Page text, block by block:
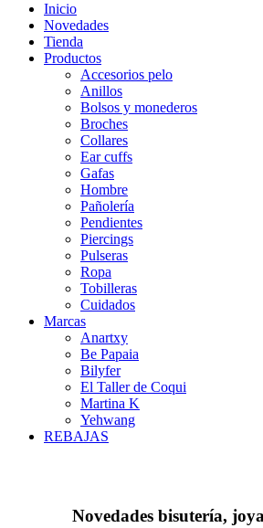
Inicio
Novedades
Tienda
Productos
Accesorios pelo
Anillos
Bolsos y monederos
Broches
Collares
Ear cuffs
Gafas
Hombre
Pañolería
Pendientes
Piercings
Pulseras
Ropa
Tobilleras
Cuidados
Marcas
Anartxy
Be Papaia
Bilyfer
El Taller de Coqui
Martina K
Yehwang
REBAJAS
Novedades bisutería,